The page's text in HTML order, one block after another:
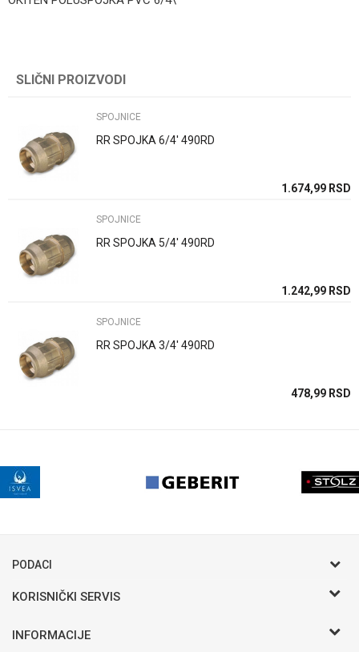
Email
Poruka
POŠALJI
Zemlja proizvodnje
SLIČNI PROIZVODI
SPOJNICE
RR SPOJKA 6/4' 490RD
1.674,99 RSD
SPOJNICE
RR SPOJKA 5/4' 490RD
1.242,99 RSD
SPOJNICE
RR SPOJKA 3/4' 490RD
478,99 RSD
PODACI
KORISNIČKI SERVIS
INFORMACIJE